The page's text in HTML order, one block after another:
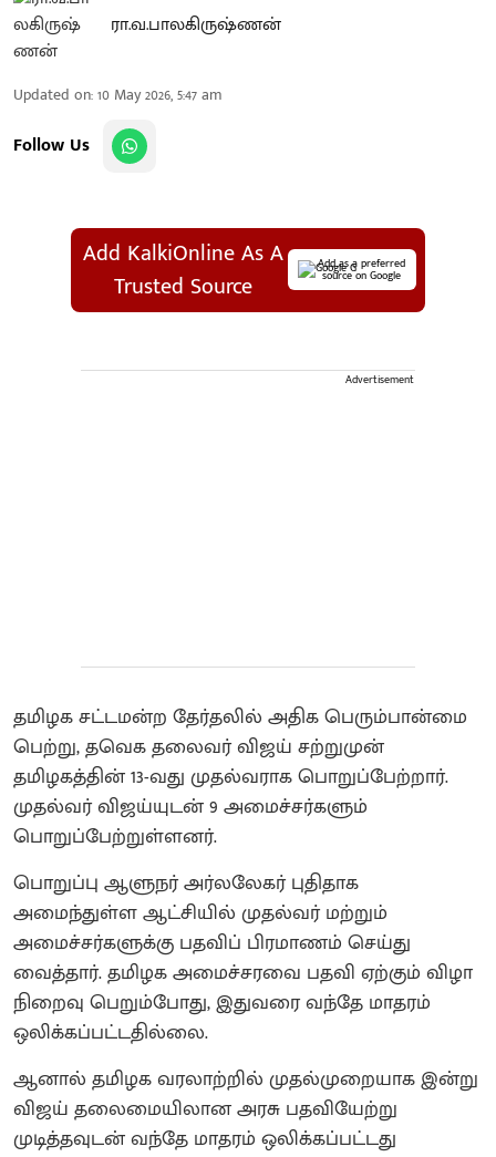
ரா.வ.பாலகிருஷ்ணன்
Updated on:10 May 2026, 5:47 am
Follow Us
Add KalkiOnline As A
Trusted Source
Add as a preferred
source on Google
Advertisement
தமிழக சட்டமன்ற தேர்தலில் அதிக பெரும்பான்மை
பெற்று, தவெக தலைவர் விஜய் சற்றுமுன்
தமிழகத்தின் 13-வது முதல்வராக பொறுப்பேற்றார்.
முதல்வர் விஜய்யுடன் 9 அமைச்சர்களும்
பொறுப்பேற்றுள்ளனர்.
பொறுப்பு ஆளுநர் அர்லலேகர் புதிதாக
அமைந்துள்ள ஆட்சியில் முதல்வர் மற்றும்
அமைச்சர்களுக்கு பதவிப் பிரமாணம் செய்து
வைத்தார். தமிழக அமைச்சரவை பதவி ஏற்கும் விழா
நிறைவு பெறும்போது, இதுவரை வந்தே மாதரம்
ஒலிக்கப்பட்டதில்லை.
ஆனால் தமிழக வரலாற்றில் முதல்முறையாக இன்று
விஜய் தலைமையிலான அரசு பதவியேற்று
முடித்தவுடன் வந்தே மாதரம் ஒலிக்கப்பட்டது